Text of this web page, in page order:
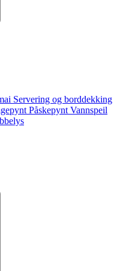
Servering og borddekking
Påskepynt Vannspeil